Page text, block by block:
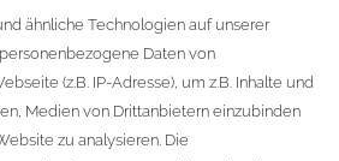
ähnliche Technologien auf unserer
Daten von
(z.B. IP-Adresse), um z.B. Inhalte und
Medien von Drittanbietern einzubinden
zu analysieren. Die